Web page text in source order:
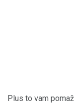
Plus to vam